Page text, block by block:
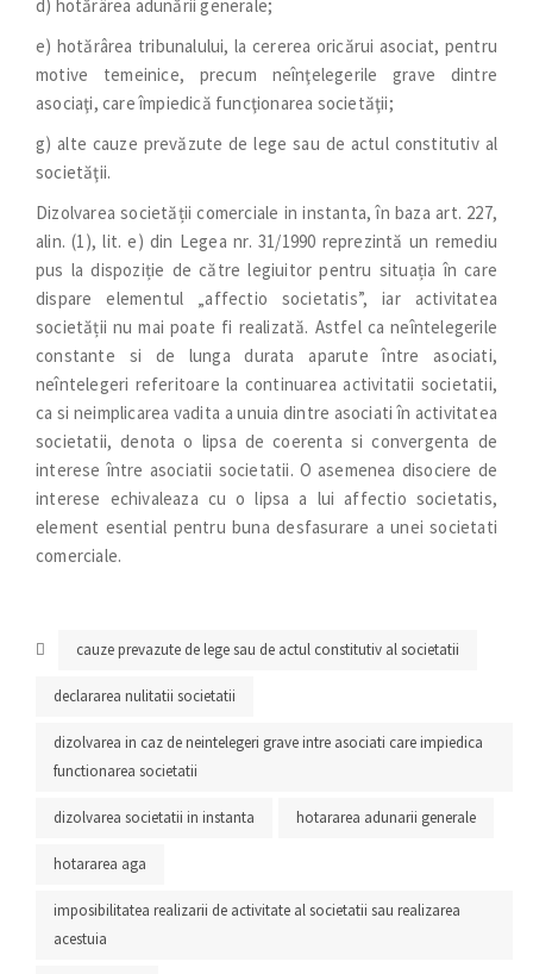
d) hotărârea adunării generale;
e) hotărârea tribunalului, la cererea oricărui asociat, pentru
motive temeinice, precum neînţelegerile grave dintre
asociaţi, care împiedică funcţionarea societăţii;
g) alte cauze prevăzute de lege sau de actul constitutiv al
societăţii.
Dizolvarea societății comerciale in instanta, în baza art. 227,
alin. (1), lit. e) din Legea nr. 31/1990 reprezintă un remediu
pus la dispoziție de către legiuitor pentru situația în care
dispare elementul „affectio societatis”, iar activitatea
societății nu mai poate fi realizată. Astfel ca neîntelegerile
constante si de lunga durata aparute între asociati,
neîntelegeri referitoare la continuarea activitatii societatii,
ca si neimplicarea vadita a unuia dintre asociati în activitatea
societatii, denota o lipsa de coerenta si convergenta de
interese între asociatii societatii. O asemenea disociere de
interese echivaleaza cu o lipsa a lui affectio societatis,
element esential pentru buna desfasurare a unei societati
comerciale.
cauze prevazute de lege sau de actul constitutiv al societatii
declararea nulitatii societatii
dizolvarea in caz de neintelegeri grave intre asociati care impiedica
functionarea societatii
dizolvarea societatii in instanta hotararea adunarii generale
hotararea aga
imposibilitatea realizarii de activitate al societatii sau realizarea
acestuia